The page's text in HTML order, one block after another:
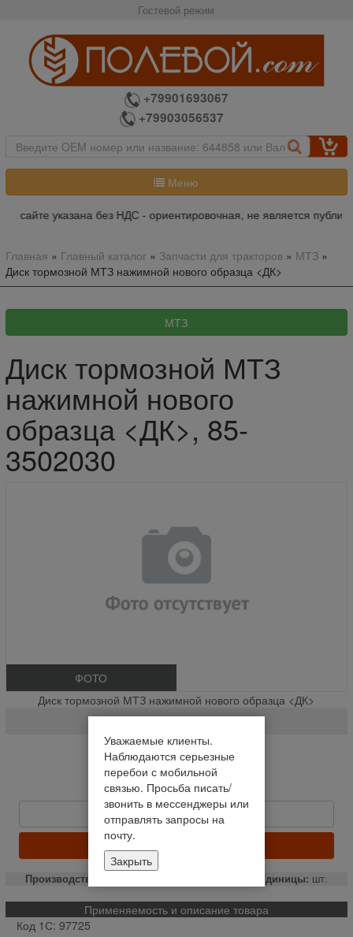
Гостевой режим
+79901693067
+79903056537
Меню
сайте указана без НДС - ориентировочная, не является
Главная » Главный каталог» Запчасти для тракторов» МТЗ»
Диск тормозной МТЗ нажимной нового образца <ДК>
Диск тормозной МТЗ
нажимной нового
образца <ДК>, 85-
3502030
ФОТО
Диск тормозной МТЗ нажимной нового образца <ДК>
85-3502030
На складе
Отправим сегодня до 14:00
Цену уточняйте
Быстрый заказ
Производство: Единицы: шт.
Применяемость и описание товара
Код 1С: 97725
Уважаемые клиенты.
Наблюдаются серьезные
перебои с мобильной
связью. Просьба писать/
звонить в мессенджеры или
отправлять запросы на
почту.
Закрыть